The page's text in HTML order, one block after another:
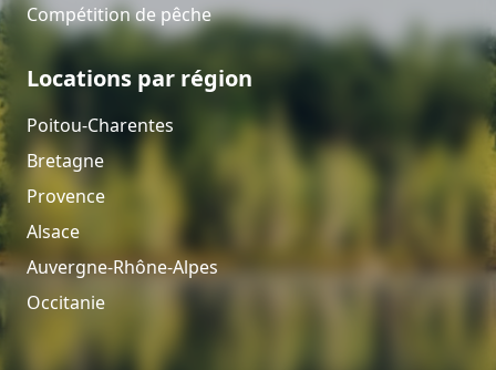
Compétition de pêche
Locations par région
Poitou-Charentes
Bretagne
Provence
Alsace
Auvergne-Rhône-Alpes
Occitanie